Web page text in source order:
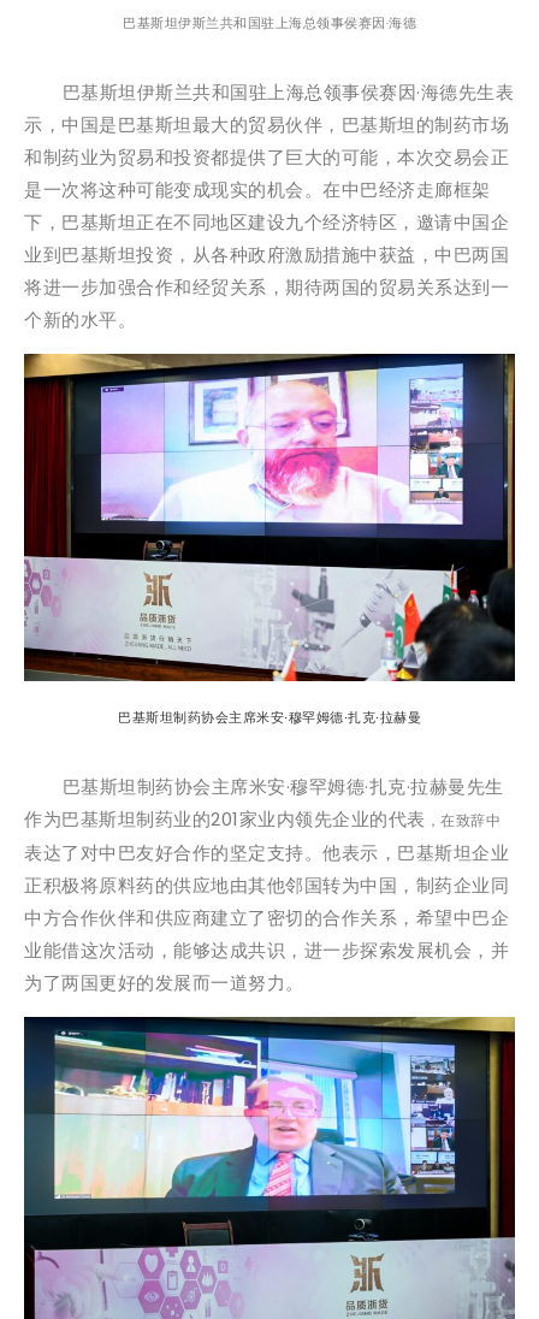
巴基斯坦伊斯兰共和国驻上海总领事侯赛因·海德
巴基斯坦伊斯兰共和国驻上海总领事侯赛因·海德先生表
示，中国是巴基斯坦最大的贸易伙伴，巴基斯坦的制药市场
和制药业为贸易和投资都提供了巨大的可能，本次交易会正
是一次将这种可能变成现实的机会。在中巴经济走廊框架
下，巴基斯坦正在不同地区建设九个经济特区，邀请中国企
业到巴基斯坦投资，从各种政府激励措施中获益，中巴两国
将进一步加强合作和经贸关系，期待两国的贸易关系达到一
个新的水平。
巴基斯坦制药协会主席米安·穆罕姆德·扎克·拉赫曼
巴基斯坦制药协会主席米安·穆罕姆德·扎克·拉赫曼先生
作为巴基斯坦制药业的201家业内领先企业的代表 ，在致辞中
表达了对中巴友好合作的坚定支持。他表示，巴基斯坦企业
正积极将原料药的供应地由其他邻国转为中国，制药企业同
中方合作伙伴和供应商建立了密切的合作关系，希望中巴企
业能借这次活动，能够达成共识，进一步探索发展机会，并
为了两国更好的发展而一道努力。